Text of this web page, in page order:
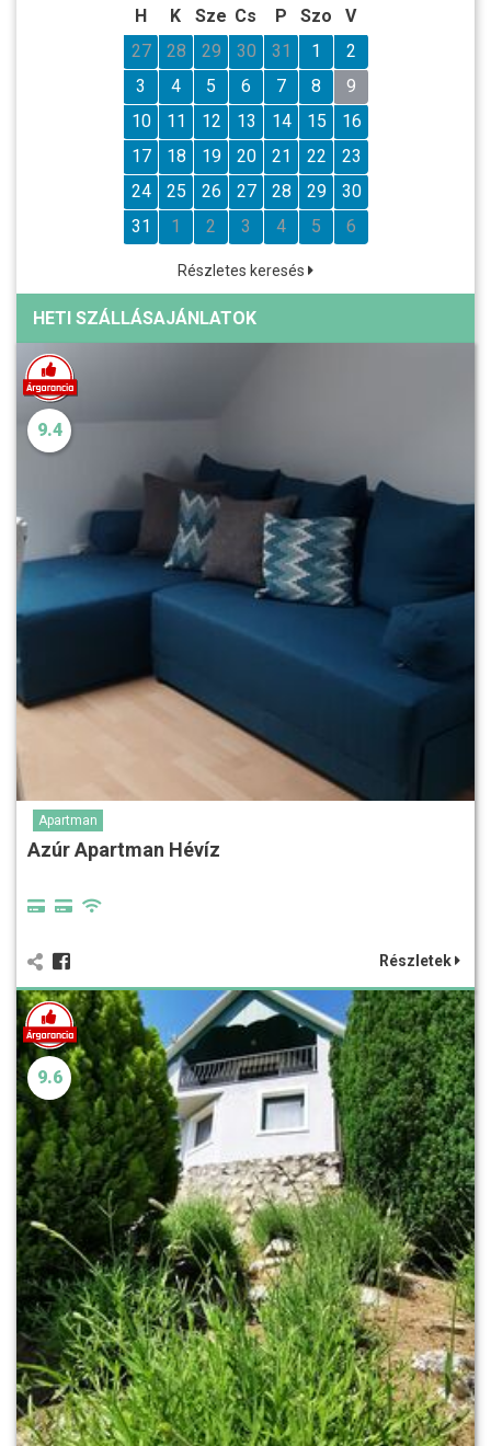
H K Sze Cs P Szo
V
27
28 29 30 31 1
2
3
4 5 6 7 8
9
10
11 12 13 14 15
16
17
18 19 20 21 22
23
24
25 26 27 28 29
30
31
1 2 3 4 5 6
Részletes keresés
HETI SZÁLLÁSAJÁNLATOK
9.4
Apartman
Azúr Apartman Hévíz
Részletek
9.6